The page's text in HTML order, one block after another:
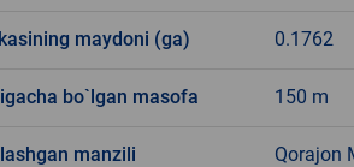
maydoni (ga) 0.1762
bo`lgan masofa 150 m
manzili Qorajon